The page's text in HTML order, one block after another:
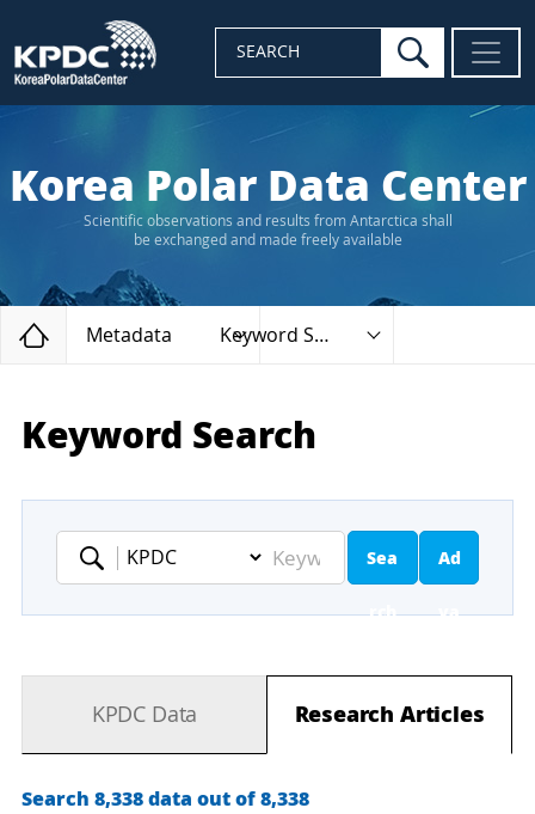
SEARCH search
Korea Polar Data Center
Scientific observations and results from Antarctica shall
be exchanged and made freely available
Home
Metadata Keyword Search
Keyword Search
Keyword
Sea
rch
Ad
va
ed
KPDC Data Research Articles
Search 8,338 data out of 8,338